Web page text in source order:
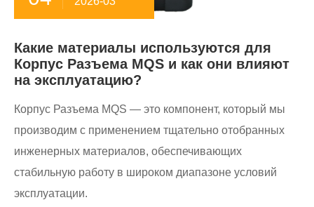
Какие материалы используются для
Корпус Разъема MQS и как они влияют
на эксплуатацию?
Корпус Разъема MQS — это компонент, который мы
производим с применением тщательно отобранных
инженерных материалов, обеспечивающих
стабильную работу в широком диапазоне условий
эксплуатации.